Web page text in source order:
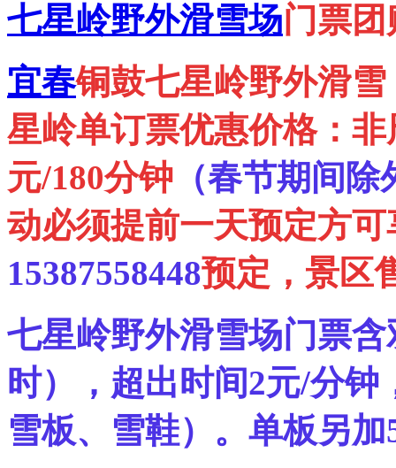
七星岭野外滑雪场门票
宜春铜鼓七星岭野外滑
星岭单订票优惠价格：
元/180分钟 （春节期间除
动必须提前一天预定方
15387558448预定，景区
七星岭野外滑雪场门票含
时），超出时间2元/分
雪板、雪鞋）。单板另加